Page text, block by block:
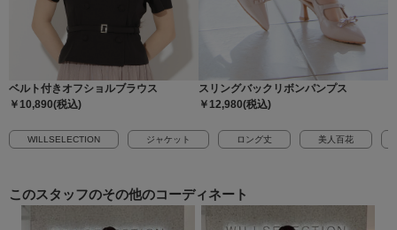
ベルト付きオフショルブラウス
￥10,890(税込)
スリングバックリボンパンプス
￥12,980(税込)
WILLSELECTION ジャケット ロング丈 美人百花
このスタッフのその他のコーディネート